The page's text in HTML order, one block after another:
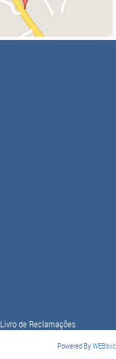
Livro de Reclamações
Powered ByWEBsvc